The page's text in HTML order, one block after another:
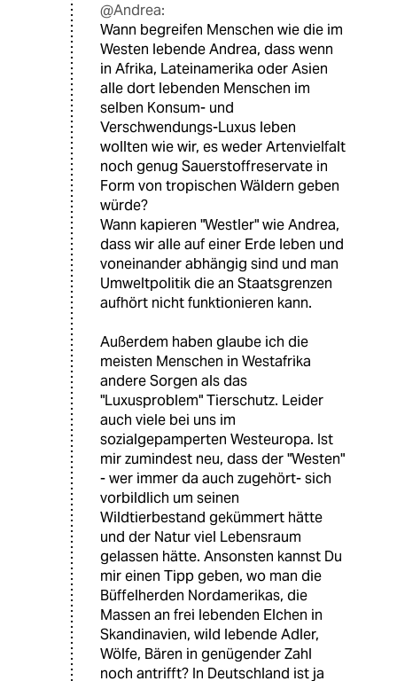
@Andrea:
Wann begreifen Menschen wie die im
Westen lebende Andrea, dass wenn
in Afrika, Lateinamerika oder Asien
alle dort lebenden Menschen im
selben Konsum- und
Verschwendungs-Luxus leben
wollten wie wir, es weder Artenvielfalt
noch genug Sauerstoffreservate in
Form von tropischen Wäldern geben
würde?
Wann kapieren "Westler" wie Andrea,
dass wir alle auf einer Erde leben und
voneinander abhängig sind und man
Umweltpolitik die an Staatsgrenzen
aufhört nicht funktionieren kann.
Außerdem haben glaube ich die
meisten Menschen in Westafrika
andere Sorgen als das
"Luxusproblem" Tierschutz. Leider
auch viele bei uns im
sozialgepamperten Westeuropa. Ist
mir zumindest neu, dass der "Westen"
- wer immer da auch zugehört- sich
vorbildlich um seinen
Wildtierbestand gekümmert hätte
und der Natur viel Lebensraum
gelassen hätte. Ansonsten kannst Du
mir einen Tipp geben, wo man die
Büffelherden Nordamerikas, die
Massen an frei lebenden Elchen in
Skandinavien, wild lebende Adler,
Wölfe, Bären in genügender Zahl
noch antrifft? In Deutschland ist ja